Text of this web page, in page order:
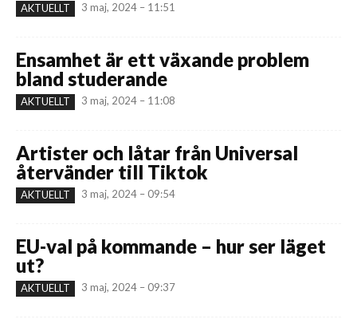
AKTUELLT 3 maj, 2024 – 11:51
Ensamhet är ett växande problem
bland studerande
AKTUELLT 3 maj, 2024 – 11:08
Artister och låtar från Universal
återvänder till Tiktok
AKTUELLT 3 maj, 2024 – 09:54
EU-val på kommande – hur ser läget
ut?
AKTUELLT 3 maj, 2024 – 09:37